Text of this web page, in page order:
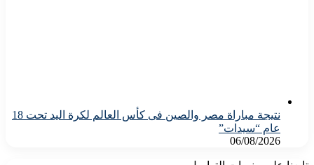
نتيجة مباراة مصر والصين فى كأس العالم لكرة اليد تحت 18
عام “سيدات”
06/08/2026